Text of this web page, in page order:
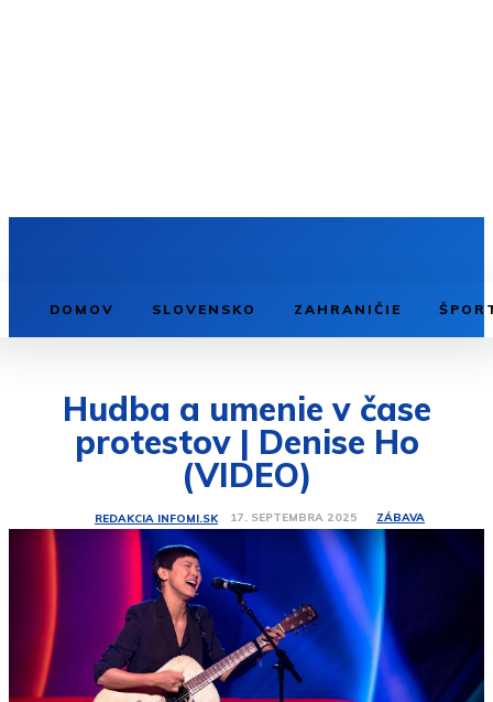
DOMOV SLOVENSKO ZAHRANIČIE
Hudba a umenie v čase
protestov | Denise Ho
(VIDEO)
REDAKCIA INFOMI.SK 17. SEPTEMBRA 2025 ZÁBAVA